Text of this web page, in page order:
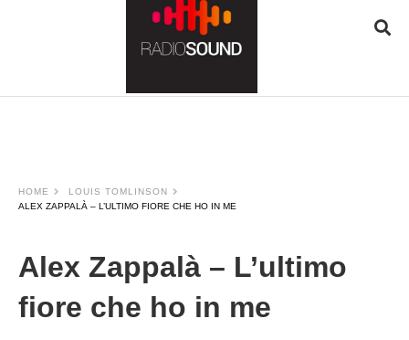
powered
Webdesign
Dexheim
and
FULL
HOME
LOUIS TOMLINSON
ALEX ZAPPALÀ – L’ULTIMO FIORE CHE HO IN ME
Alex Zappalà – L’ultimo
fiore che ho in me